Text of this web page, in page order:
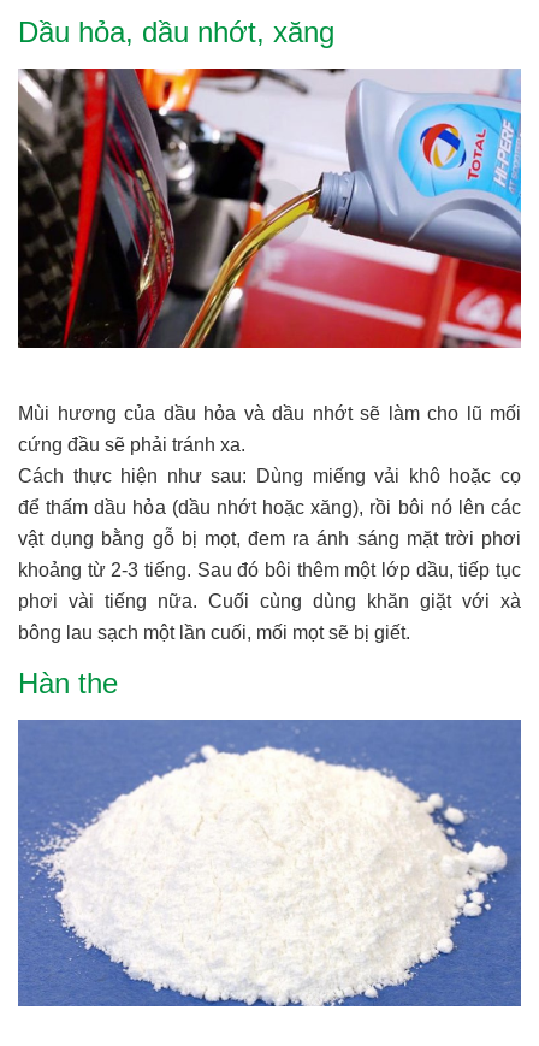
Dầu hỏa, dầu nhớt, xăng
Mùi hương của dầu hỏa và dầu nhớt sẽ làm cho lũ mối
cứng đầu sẽ phải tránh xa.
Cách thực hiện như sau: Dùng miếng vải khô hoặc cọ
để thấm dầu hỏa (dầu nhớt hoặc xăng), rồi bôi nó lên các
vật dụng bằng gỗ bị mọt, đem ra ánh sáng mặt trời phơi
khoảng từ 2-3 tiếng. Sau đó bôi thêm một lớp dầu, tiếp tục
phơi vài tiếng nữa. Cuối cùng dùng khăn giặt với xà
bông lau sạch một lần cuối, mối mọt sẽ bị giết.
Hàn the